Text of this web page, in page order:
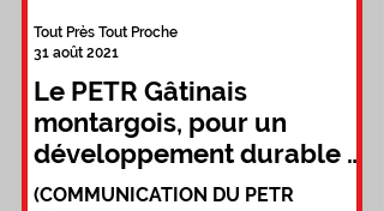
Le PETR Gâtinais
montargois, pour un
développement durable à
l'échelle du territoire
(COMMUNICATION DU PETR
Tout Près Tout Proche
31 août 2021